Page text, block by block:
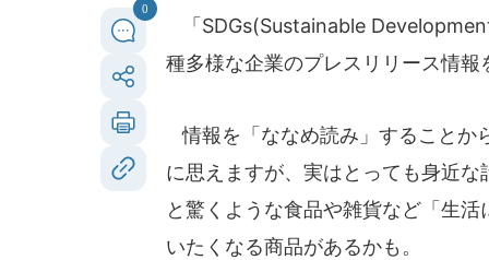
0
「SDGs(Sustainable
種多様な企業のプレスリリース情
情報を「ななめ読み」することか
に思えますが、実はとっても身近
と驚くような食品や雑貨など「生
いたくなる商品があるかも。